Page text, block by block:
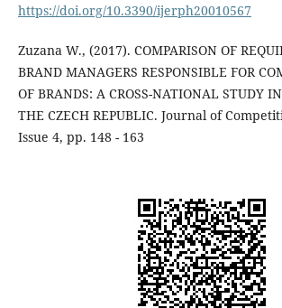
https://doi.org/10.3390/ijerph20010567
Zuzana W., (2017). COMPARISON OF
BRAND MANAGERS RESPONSIBLE FOR
OF BRANDS: A CROSS-NATIONAL STUDY
THE CZECH REPUBLIC. Journal of
Issue 4, pp. 148 - 163